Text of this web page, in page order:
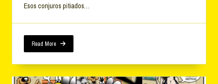
Esos conjuros pitiados…
Read More